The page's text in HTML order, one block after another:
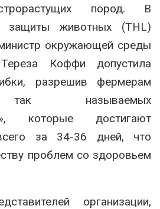
пород. В
защиты животных (THL)
окружающей среды
Тереза Коффи допустила
разрешив фермерам
так называемых
которые достигают
за 34-36 дней, что
проблем со здоровьем
организации,